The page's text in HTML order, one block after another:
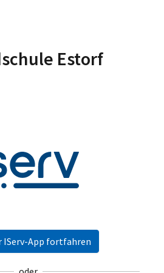
Estorf
IServ-App fortfahren